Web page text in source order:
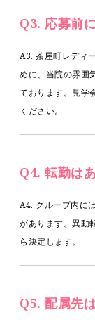
Q3. 応募前
A3. 茶屋町レディ
めに、当院の雰囲
ております。見学
ください。
Q4. 転勤は
A4. グループ内に
があります。異動
ら決定します。
Q5. 配属先